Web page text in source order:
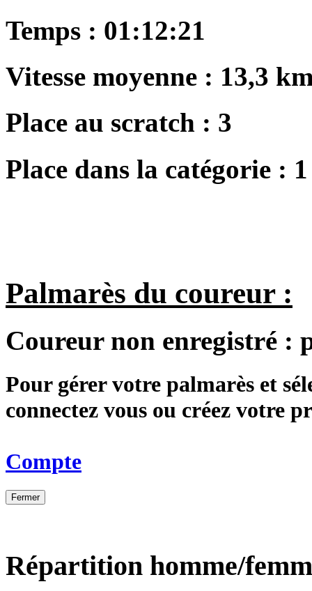
Temps : 01:12:21
Vitesse moyenne : 13,3
Place au scratch : 3
Place dans la catégorie : 1
Palmarès du coureur :
Coureur non enregistré :
Pour gérer votre palmarès et
connectez vous ou créez votre
Compte
Fermer
Répartition homme/